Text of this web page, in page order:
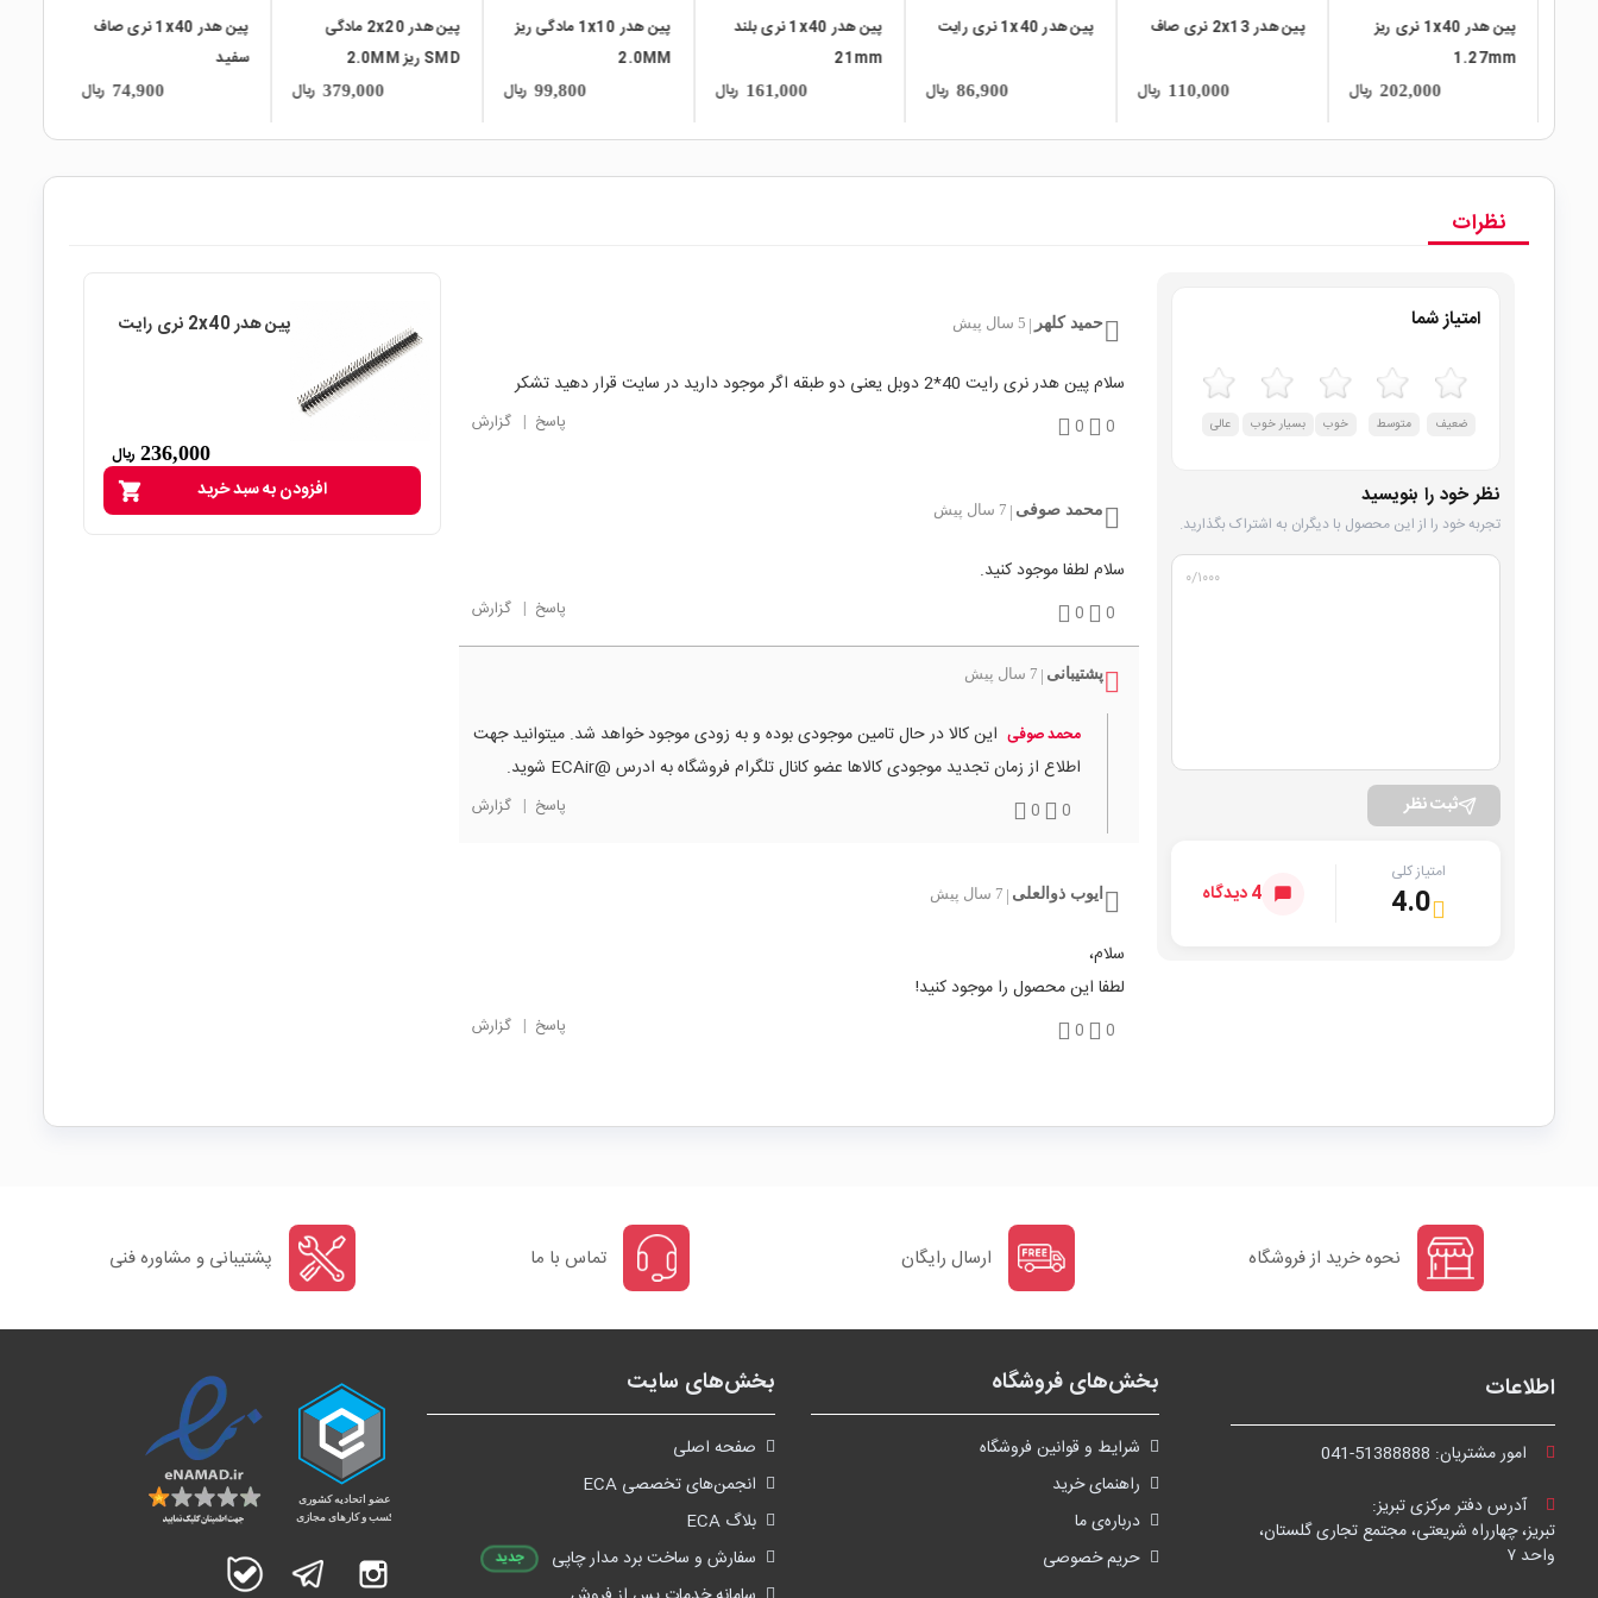
پین هدر 1x40 نری ریز
1.27mm
202,000 ریال
پین هدر 2x13 نری صاف
110,000 ریال
پین هدر 1x40 نری رایت
86,900 ریال
پین هدر 1x40 نری بلند
21mm
161,000 ریال
پین هدر 1x10 مادگی ریز
2.0MM
99,800 ریال
پین هدر 2x20 مادگی
SMD ریز 2.0MM
379,000 ریال
پین هدر 1x40 نری صاف
سفید
74,900 ریال
نظرات
امتیاز شما
ضعیف متوسط خوب بسیار خوب عالی
نظر خود را بنویسید
تجربه خود را از این محصول با دیگران به اشتراک بگذارید.
۰/۱۰۰۰
ثبت نظر
امتیاز کلی
4.0 4 دیدگاه
حمید کلهر 5 سال پیش
سلام پین هدر نری رایت 40*2 دوبل یعنی دو طبقه اگر موجود دارید در سایت قرار دهید تشکر
0
0 پاسخ | گزارش
محمد صوفی 7 سال پیش
سلام لطفا موجود کنید.
0
0 پاسخ | گزارش
پشتیبانی 7 سال پیش
محمد صوفی این کالا در حال تامین موجودی بوده و به زودی موجود خواهد شد. میتوانید جهت
اطلاع از زمان تجدید موجودی کالاها عضو کانال تلگرام فروشگاه به ادرس @ECAir شوید.
0
0 پاسخ | گزارش
ایوب ذوالعلی 7 سال پیش
سلام،
لطفا این محصول را موجود کنید!
0
0 پاسخ | گزارش
پین هدر 2x40 نری رایت
236,000 ریال
shopping_cart افزودن به سبد خرید
نحوه خرید از فروشگاه ارسال رایگان تماس با ما پشتیبانی و مشاوره فنی
اطلاعات
امور مشتریان: 041-51388888
آدرس دفتر مرکزی تبریز:
تبریز، چهارراه شریعتی، مجتمع تجاری گلستان،
واحد ۷
بخش‌های فروشگاه
شرايط و قوانین فروشگاه
راهنمای خرید
درباره‌ی ما
حریم خصوصی
بخش‌های سایت
صفحه اصلی
انجمن‌های تخصصی ECA
بلاگ ECA
سفارش و ساخت برد مدار چاپی
جدید اینستاگرام تلگرام